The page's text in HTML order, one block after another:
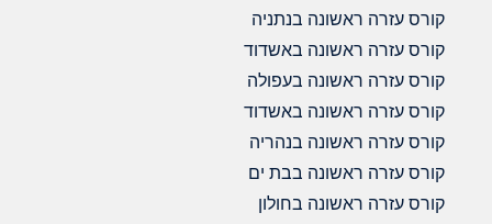
קורס עזרה ראשונה בנתניה
קורס עזרה ראשונה באשדוד
קורס עזרה ראשונה בעפולה
קורס עזרה ראשונה באשדוד
קורס עזרה ראשונה בנהריה
קורס עזרה ראשונה בבת ים
קורס עזרה ראשונה בחולון